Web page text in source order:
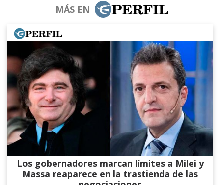
MÁS EN
Los gobernadores marcan límites a Milei y
Massa reaparece en la trastienda de las